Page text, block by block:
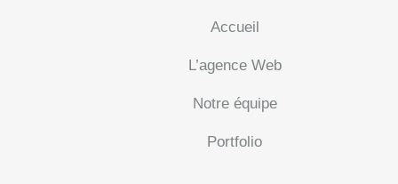
Accueil
L’agence Web
Notre équipe
Portfolio